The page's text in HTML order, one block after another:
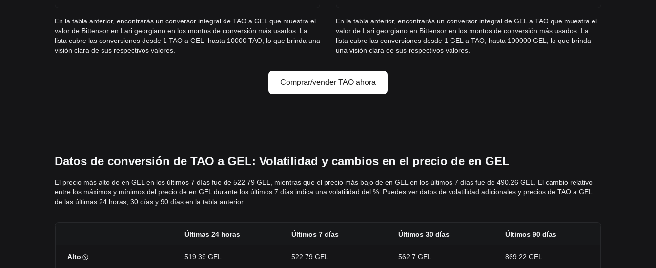
En la tabla anterior, encontrarás un conversor integral de TAO a GEL que muestra el
valor de Bittensor en Lari georgiano en los montos de conversión más usados. La
lista cubre las conversiones desde 1 TAO a GEL, hasta 10000 TAO, lo que brinda una
visión clara de sus respectivos valores.
En la tabla anterior, encontrarás un conversor integral de GEL a TAO que muestra el
valor de Lari georgiano en Bittensor en los montos de conversión más usados. La
lista cubre las conversiones desde 1 GEL a TAO, hasta 100000 GEL, lo que brinda
una visión clara de sus respectivos valores.
Comprar/vender TAO ahora
Datos de conversión de TAO a GEL: Volatilidad y cambios en el precio de en GEL
El precio más alto de en GEL en los últimos 7 días fue de 522.79 GEL, mientras que el precio más bajo de en GEL en los últimos 7 días fue de 490.26 GEL. El cambio relativo
entre los máximos y mínimos del precio de en GEL durante los últimos 7 días indica una volatilidad del %. Puedes ver datos de volatilidad adicionales y precios de TAO a GEL
de las últimas 24 horas, 30 días y 90 días en la tabla anterior.
Últimas 24 horas Últimos 7 días Últimos 30 días Últimos 90 días
Alto 519.39 GEL 522.79 GEL 562.7 GEL 869.22 GEL